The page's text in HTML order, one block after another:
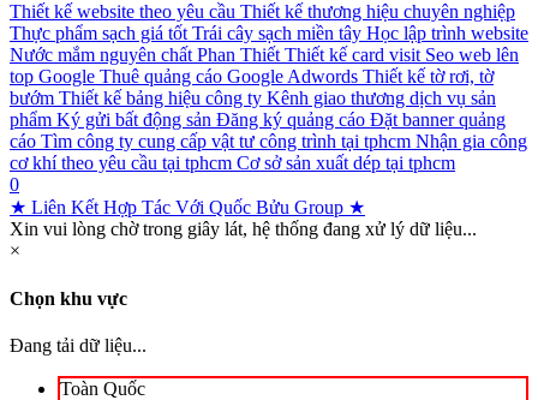
Thiết kế website theo yêu cầu Thiết kế thương hiệu chuyên nghiệp
Thực phẩm sạch giá tốt Trái cây sạch miền tây Học lập trình website
Nước mắm nguyên chất Phan Thiết Thiết kế card visit Seo web lên
top Google Thuê quảng cáo Google Adwords Thiết kế tờ rơi, tờ
bướm Thiết kế bảng hiệu công ty Kênh giao thương dịch vụ sản
phẩm Ký gửi bất động sản Đăng ký quảng cáo Đặt banner quảng
cáo Tìm công ty cung cấp vật tư công trình tại tphcm Nhận gia công
cơ khí theo yêu cầu tại tphcm Cơ sở sản xuất dép tại tphcm
0
★ Liên Kết Hợp Tác Với Quốc Bửu Group ★
Xin vui lòng chờ trong giây lát, hệ thống đang xử lý dữ liệu...
×
Chọn khu vực
Đang tải dữ liệu...
Toàn Quốc